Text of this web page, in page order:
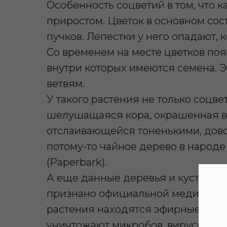
Особенность соцветий в том, что
приростом. Цветок в основном
пучков. Лепестки у него опадают,
Со временем на месте цветков
внутри которых имеются семена.
ветвям.
У такого растения не только
шелушащаяся кора, окрашенная в
отслаивающейся тоненькими,
потому-то чайное дерево в
(Paperbark).
А еще данные деревья и
признано официальной
растения находятся эфирные